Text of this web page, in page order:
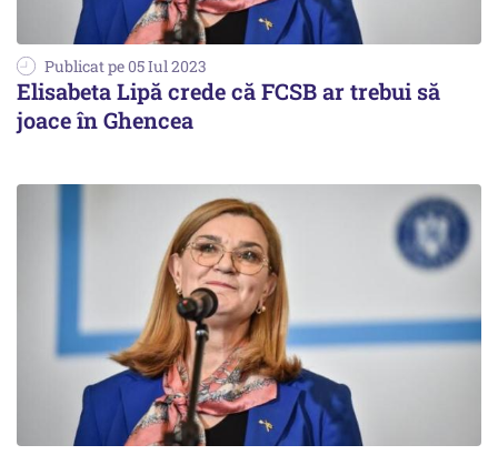
Publicat pe 05 Iul 2023
Elisabeta Lipă crede că FCSB ar trebui să
joace în Ghencea